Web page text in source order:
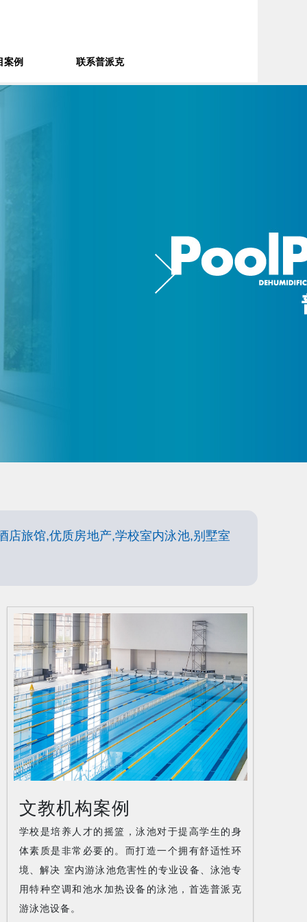
案例 联系普派克
店旅馆,优质房地产,学校室内泳池,别墅室
文教机构案例
学校是培养人才的摇篮，泳池对于提高学生的身
体素质是非常必要的。而打造一个拥有舒适性环
境、解决 室内游泳池危害性的专业设备、泳池专
用特种空调和池水加热设备的泳池，首选普派克
游泳池设备。